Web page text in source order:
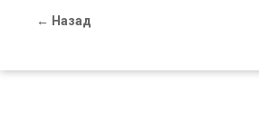
← Назад